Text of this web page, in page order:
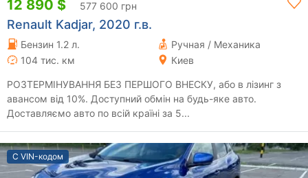
12 890 $ 577 600 грн
Renault Kadjar, 2020 г.в.
Бензин 1.2 л.
Ручная / Механика
104 тис. км
Киев
РОЗТЕРМІНУВАННЯ БЕЗ ПЕРШОГО ВНЕСКУ, або в лізинг з
авансом від 10%. Доступний обмін на будь-яке авто.
Доставляємо авто по всій країні за 5...
С VIN-кодом